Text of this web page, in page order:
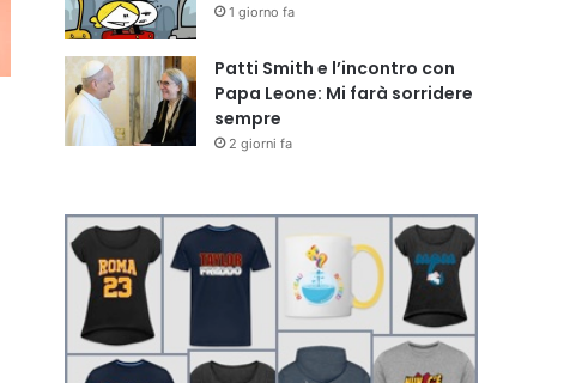
1 giorno fa
Patti Smith e l’incontro con
Papa Leone: Mi farà sorridere
sempre
2 giorni fa